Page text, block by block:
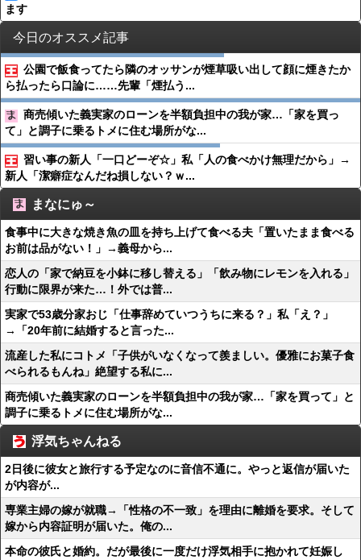
ます
今日のオススメ記事
公園で飯食ってたら隣のオッサンが煙草吸い出して顔に煙きたか
ら払ったら口論に……先輩「煙払う...
商売傾いた義実家のローンを半額負担中の我が家…「家を買っ
て」と調子に乗るトメに住む場所がな...
習い事の新人「一口どーぞ☆」私「人の食べかけ無理だから」→
新人「潔癖症なんだね損しない？ｗ...
まなにゅ～
食事中に大きな焼き魚の皿を持ち上げて食べる夫「置いたまま食べる
お前は品がない！」→義母から...
恋人の「家で納豆を小鉢に移し替える」「飲み物にレモンを入れる」
行動に限界が来た…！外では普...
実家で53歳分家おじ「仕事辞めていつうちに来る？」私「え？」
→「20年前に結婚すると言った...
流産した私にコトメ「子供がいなくなって羨ましい。優雅にお菓子食
べられるもんね」絶望する私に...
商売傾いた義実家のローンを半額負担中の我が家…「家を買って」と
調子に乗るトメに住む場所がな...
浮気ちゃんねる
2日後に彼女と旅行する予定なのに音信不通に。やっと返信が届いた
が内容が...
専業主婦の嫁が就職→「性格の不一致」を理由に離婚を要求。そして
嫁から内容証明が届いた。俺の...
本命の彼氏と婚約。だが最後に一度だけ浮気相手に抱かれて妊娠し